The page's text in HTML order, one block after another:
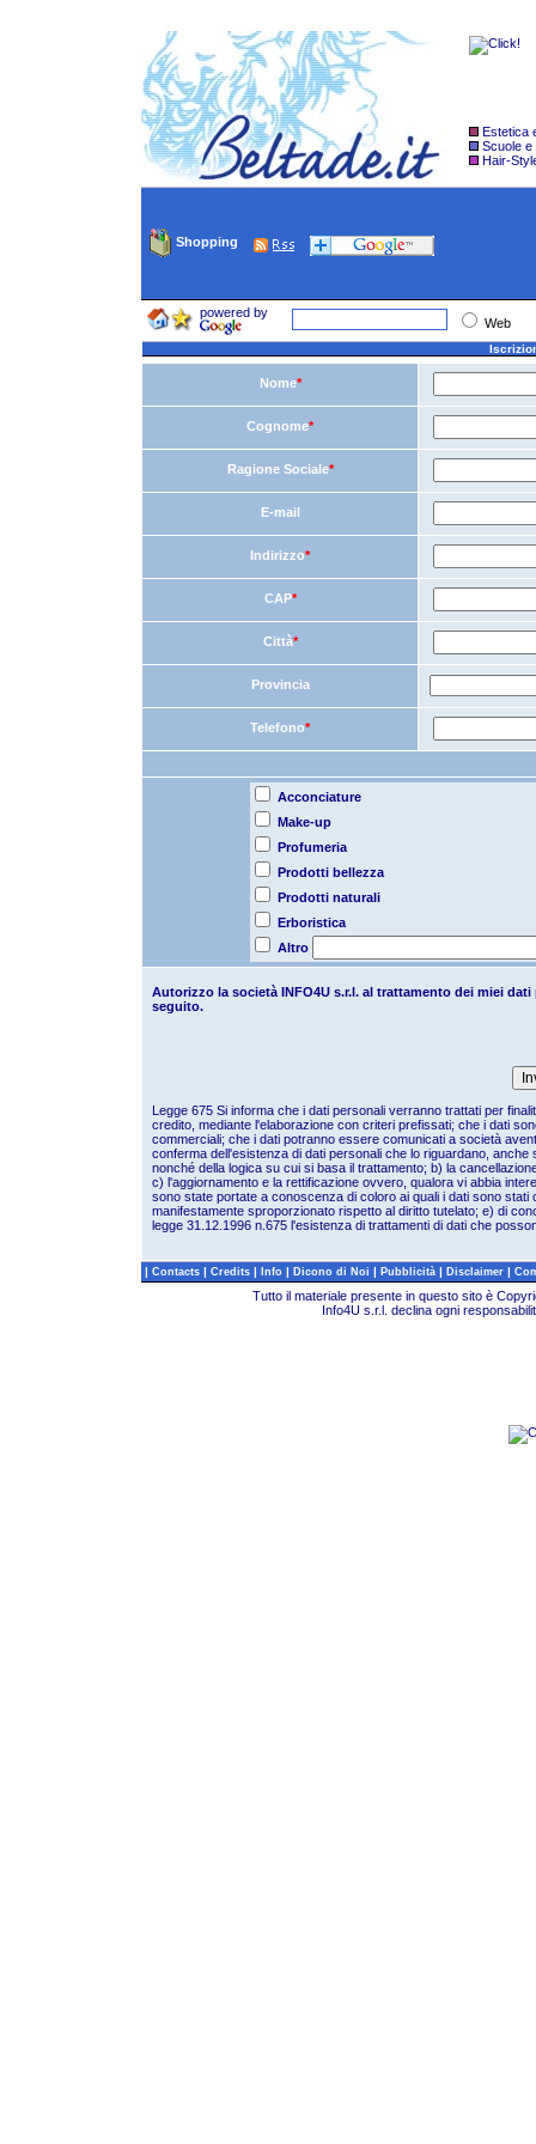
Estetica
Scuole e
Hair-
Shopping
powered by
Web
Nome*
Cognome*
Ragione Sociale*
E-mail
Indirizzo*
CAP*
Città*
Provincia
Telefono*
Acconciature
Make-up
Profumeria
Prodotti bellezza
Prodotti naturali
Erboristica
Altro
Autorizzo la società INFO4U s.r.l. al trattamento dei miei
seguito.
Legge 675 Si informa che i dati personali verranno trattati per
credito, mediante l'elaborazione con criteri prefissati; che i dati
commerciali; che i dati potranno essere comunicati a società
conferma dell'esistenza di dati personali che lo riguardano,
nonché della logica su cui si basa il trattamento; b) la
c) l'aggiornamento e la rettificazione ovvero, qualora vi abbia
sono state portate a conoscenza di coloro ai quali i dati sono
manifestamente sproporzionato rispetto al diritto tutelato; e) di
legge 31.12.1996 n.675 l'esistenza di trattamenti di dati che
| Contacts | Credits | Info | Dicono di Noi | Pubblicità | Disclaimer |
Tutto il materiale presente in questo sito è
Info4U s.r.l. declina ogni